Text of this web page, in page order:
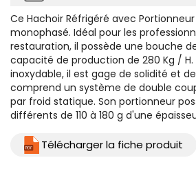
Ce Hachoir Réfrigéré avec
monophasé. Idéal pour les
restauration, il possède une bouche
capacité de production de 280 Kg / H.
inoxydable, il est gage de solidité et
comprend un système de double
par froid statique. Son portionneur
différents de 110 à 180 g d'une
Télécharger la fiche produit